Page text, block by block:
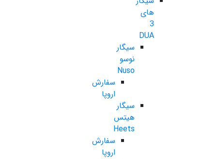
های
3
DUA
سیگار
نوسو
Nuso
سفارش
اروپا
سیگار
هیتس
Heets
سفارش
اروپا